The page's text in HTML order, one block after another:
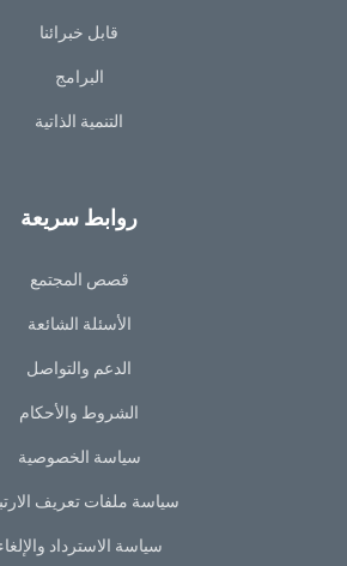
قابل خبرائنا
البرامج
التنمية الذاتية
روابط سريعة
قصص المجتمع
الأسئلة الشائعة
الدعم والتواصل
الشروط والأحكام
سياسة الخصوصية
سياسة ملفات تعريف
سياسة الاسترداد